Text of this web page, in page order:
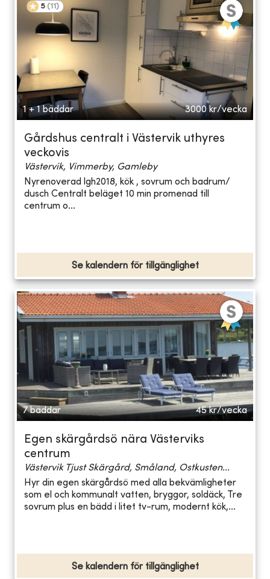
5 (11 )
1 + 1 bäddar 3000 kr/vecka
Gårdshus centralt i Västervik uthyres
veckovis
Västervik, Vimmerby, Gamleby
Nyrenoverad lgh2018, kök , sovrum och badrum/
dusch Centralt beläget 10 min promenad till
centrum o...
Se kalendern för tillgänglighet
7 bäddar 45 kr/vecka
Egen skärgårdsö nära Västerviks
centrum
Västervik Tjust Skärgård, Småland, Ostkusten...
Hyr din egen skärgårdsö med alla bekvämligheter
som el och kommunalt vatten, bryggor, soldäck, Tre
sovrum plus en bädd i litet tv-rum, modernt kök,...
Se kalendern för tillgänglighet